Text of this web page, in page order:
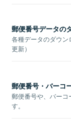
郵便番号データの
各種データのダウン
更新）
郵便番号・バーコ
郵便番号や、バーコ
す。